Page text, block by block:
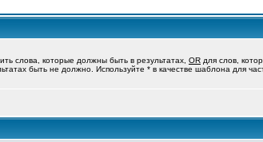
слова, которые должны быть в результатах, OR для слов,
быть не должно. Используйте * в качестве шаблона для